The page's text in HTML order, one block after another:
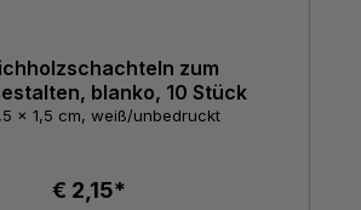
zum
blanko, 10 Stück
x 1,5 cm, weiß/unbedruckt
€ 2,15*